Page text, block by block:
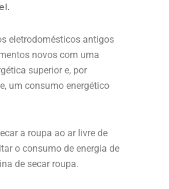
eletrodomésticos antigos
novos com uma
superior e, por
um consumo energético
a roupa ao ar livre de
o consumo de energia de
de secar roupa.